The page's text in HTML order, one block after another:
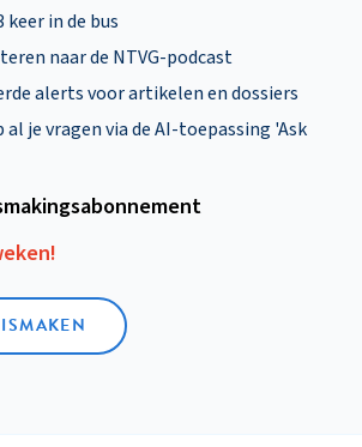
in de bus
naar de NTVG-podcast
alerts voor artikelen en dossiers
je vragen via de AI-toepassing 'Ask